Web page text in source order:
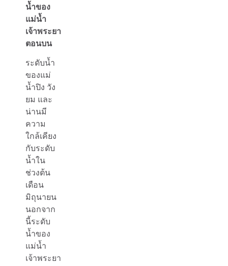
น้ำของ
แม่น้ำ
เจ้าพระยา
ตอนบน
ระดับน้ำ
ของแม่
น้ำปิง วัง
ยม และ
น่านมี
ความ
ใกล้เคียง
กับระดับ
น้ำใน
ช่วงต้น
เดือน
มิถุนายน
นอกจาก
นี้ระดับ
น้ำของ
แม่น้ำ
เจ้าพระยา